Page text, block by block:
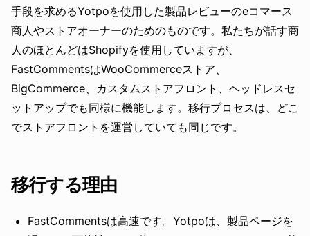
手段を求めるYotpoを使用した製品レビューのeコマース
商人やストアオーナーのためのものです。私たちが話す商
人のほとんどはShopifyを使用していますが、
FastCommentsはWooCommerceストア、
BigCommerce、カスタムストアフロント、ヘッドレスセ
ットアップでも同様に機能します。移行プロセスは、どこ
でストアフロントを運営していても同じです。
移行する理由
FastCommentsは高速です。Yotpoは、製品ページを